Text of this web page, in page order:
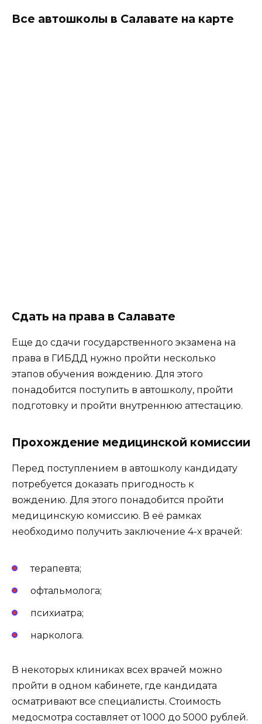
Все автошколы в Салавате на карте
Сдать на права в Салавате
Еще до сдачи государственного экзамена на
права в ГИБДД нужно пройти несколько
этапов обучения вождению. Для этого
понадобится поступить в автошколу, пройти
подготовку и пройти внутреннюю аттестацию.
Прохождение медицинской комиссии
Перед поступлением в автошколу кандидату
потребуется доказать пригодность к
вождению. Для этого понадобится пройти
медицинскую комиссию. В её рамках
необходимо получить заключение 4-х врачей:
терапевта;
офтальмолога;
психиатра;
нарколога.
В некоторых клиниках всех врачей можно
пройти в одном кабинете, где кандидата
осматривают все специалисты. Стоимость
медосмотра составляет от 1000 до 5000 рублей.